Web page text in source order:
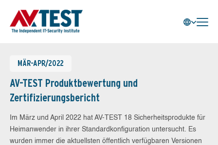
MÄR-APR/2022
AV-TEST Produktbewertung und
Zertifizierungsbericht
Im März und April 2022 hat AV-TEST 18 Sicherheitsprodukte für
Heimanwender in ihrer Standardkonfiguration untersucht. Es
wurden immer die aktuellsten öffentlich verfügbaren Versionen